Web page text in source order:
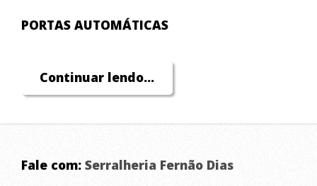
PORTAS AUTOMÁTICAS
COBERTURAS RESIDENCIAis
ESCADAS CARACOL
Continuar lendo...
Fale com: Serralheria Fernão Dias